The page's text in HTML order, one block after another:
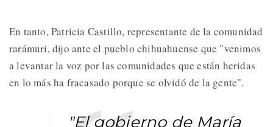
En tanto, Patricia Castillo, representante de la comunidad
rarámuri, dijo ante el pueblo chihuahuense que "venimos
a levantar la voz por las comunidades que están heridas
en lo más ha fracasado porque se olvidó de la gente".
"El gobierno de María